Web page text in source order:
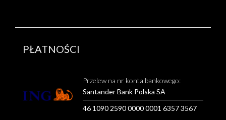
PŁATNOŚCI
Przelew na nr konta bankowego:
Santander Bank Polska SA
46 1090 2590 0000 0001 6357 3567